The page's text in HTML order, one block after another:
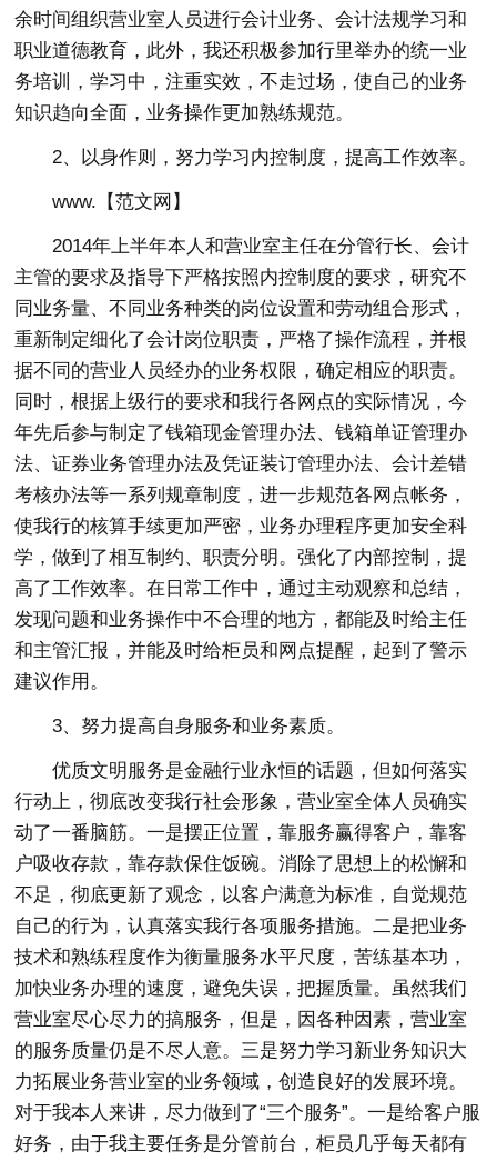
余时间组织营业室人员进行会计业务、会计法规学习和
职业道德教育，此外，我还积极参加行里举办的统一业
务培训，学习中，注重实效，不走过场，使自己的业务
知识趋向全面，业务操作更加熟练规范。
2、以身作则，努力学习内控制度，提高工作效率。
www.【范文网】
2014年上半年本人和营业室主任在分管行长、会计
主管的要求及指导下严格按照内控制度的要求，研究不
同业务量、不同业务种类的岗位设置和劳动组合形式，
重新制定细化了会计岗位职责，严格了操作流程，并根
据不同的营业人员经办的业务权限，确定相应的职责。
同时，根据上级行的要求和我行各网点的实际情况，今
年先后参与制定了钱箱现金管理办法、钱箱单证管理办
法、证券业务管理办法及凭证装订管理办法、会计差错
考核办法等一系列规章制度，进一步规范各网点帐务，
使我行的核算手续更加严密，业务办理程序更加安全科
学，做到了相互制约、职责分明。强化了内部控制，提
高了工作效率。在日常工作中，通过主动观察和总结，
发现问题和业务操作中不合理的地方，都能及时给主任
和主管汇报，并能及时给柜员和网点提醒，起到了警示
建议作用。
3、努力提高自身服务和业务素质。
优质文明服务是金融行业永恒的话题，但如何落实
行动上，彻底改变我行社会形象，营业室全体人员确实
动了一番脑筋。一是摆正位置，靠服务赢得客户，靠客
户吸收存款，靠存款保住饭碗。消除了思想上的松懈和
不足，彻底更新了观念，以客户满意为标准，自觉规范
自己的行为，认真落实我行各项服务措施。二是把业务
技术和熟练程度作为衡量服务水平尺度，苦练基本功，
加快业务办理的速度，避免失误，把握质量。虽然我们
营业室尽心尽力的搞服务，但是，因各种因素，营业室
的服务质量仍是不尽人意。三是努力学习新业务知识大
力拓展业务营业室的业务领域，创造良好的发展环境。
对于我本人来讲，尽力做到了“三个服务”。一是给客户服
好务，由于我主要任务是分管前台，柜员几乎每天都有